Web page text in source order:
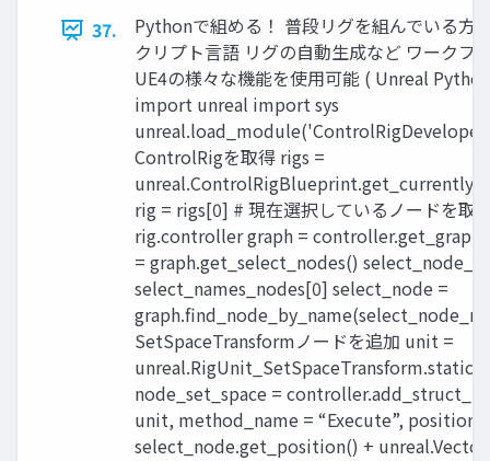
37.
Pythonで組める！ 普段リグを組んでいる方
クリプト言語 リグの自動生成など ワークフ
UE4の様々な機能を使用可能 ( Unreal
import unreal import sys
ControlRigを取得 rigs =
rig = rigs[0] # 現在選択しているノードを取
rig.controller graph =
= graph.get_select_nodes()
select_names_nodes[0] select_node =
SetSpaceTransformノードを追加 unit =
node_set_space =
unit, method_name = “Execute”, position
select_node.get_position() +